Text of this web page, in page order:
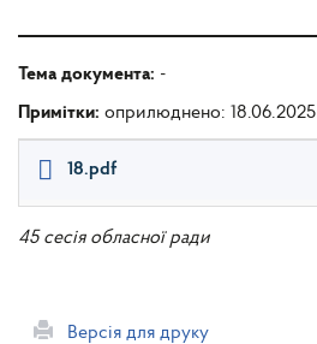
Тема документа: -
Примітки: оприлюднено: 18.06.2025
18.pdf
45 сесія обласної ради
Версія для друку